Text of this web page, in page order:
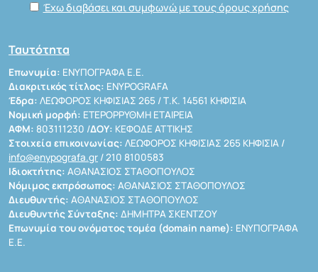
Έχω διαβάσει και συμφωνώ με τους όρους χρήσης
Ταυτότητα
Επωνυμία: ΕΝΥΠΟΓΡΑΦΑ Ε.Ε.
Διακριτικός τίτλος: ENYPOGRAFA
Έδρα: ΛΕΩΦΟΡΟΣ ΚΗΦΙΣΙΑΣ 265 / Τ.Κ. 14561 ΚΗΦΙΣΙΑ
Νομική μορφή: ΕΤΕΡΟΡΡΥΘΜΗ ΕΤΑΙΡΕΙΑ
ΑΦΜ: 803111230 /ΔΟΥ: ΚΕΦΟΔΕ ΑΤΤΙΚΗΣ
Στοιχεία επικοινωνίας: ΛΕΩΦΟΡΟΣ ΚΗΦΙΣΙΑΣ 265 ΚΗΦΙΣΙΑ /
info@enypografa.gr / 210 8100583
Ιδιοκτήτης: ΑΘΑΝΑΣΙΟΣ ΣΤΑΘΟΠΟΥΛΟΣ
Νόμιμος εκπρόσωπος: ΑΘΑΝΑΣΙΟΣ ΣΤΑΘΟΠΟΥΛΟΣ
Διευθυντής: ΑΘΑΝΑΣΙΟΣ ΣΤΑΘΟΠΟΥΛΟΣ
Διευθυντής Σύνταξης: ΔΗΜΗΤΡΑ ΣΚΕΝΤΖΟΥ
Επωνυμία του ονόματος τομέα (domain name): ΕΝΥΠΟΓΡΑΦΑ
Ε.Ε.